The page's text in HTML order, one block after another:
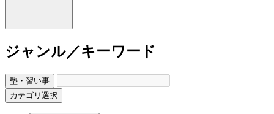
ジャンル／キーワード
塾・習い事
カテゴリ選択